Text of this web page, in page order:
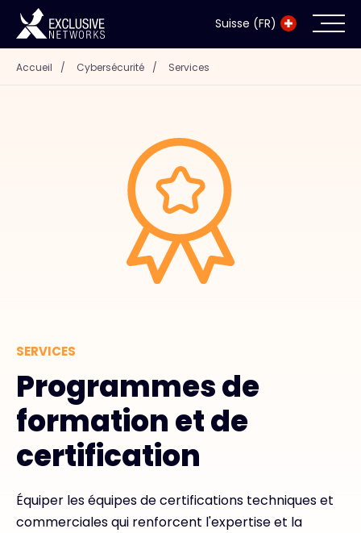
Suisse (FR)
Cybersécurité
Contact
#weareexclusive
Accueil / Cybersécurité / Services
SERVICES
Programmes de
formation et de
certification
Équiper les équipes de certifications techniques et
commerciales qui renforcent l'expertise et la